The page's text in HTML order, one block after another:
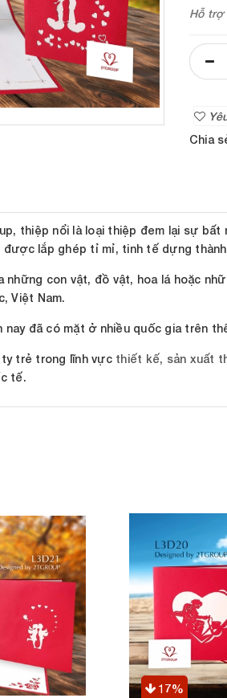
Hỗ trợ
Chia
thiệp nổi là loại thiệp đem lại sự
được lắp ghép tỉ mỉ, tinh tế dựng
những con vật, đồ vật, hoa lá hoặc
Việt Nam.
nay đã có mặt ở nhiều quốc gia trên
trẻ trong lĩnh vực thiết kế, sản xuất
tế.
17%